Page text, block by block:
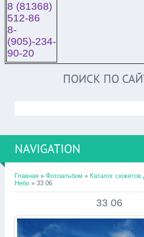
8 (81368)
512-86
8-
(905)-234-
90-20
ПОИСК ПО
NAVIGATION
Главная » Фотоальбом » Каталог сюжетов
Небо » 33 06
33 06